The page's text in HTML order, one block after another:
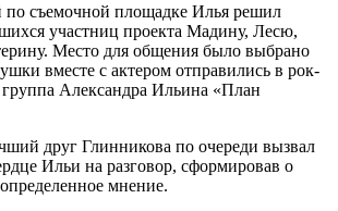
по съемочной площадке Илья решил
участниц проекта Мадину, Лесю,
Место для общения было выбрано
вместе с актером отправились в рок-
группа Александра Ильина «План
друг Глинникова по очереди вызвал
Ильи на разговор, сформировав о
мнение.